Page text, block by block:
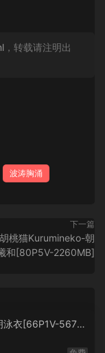
，转载请注明出
波涛胸涌
下一篇
桃猫Kurumineko-朝
和[80P5V-2260MB]
衣[66P1V-567M